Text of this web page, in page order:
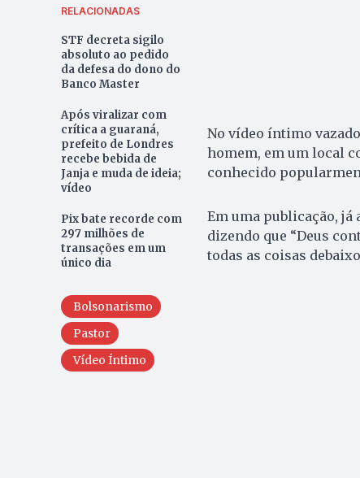
RELACIONADAS
STF decreta sigilo
absoluto ao pedido
da defesa do dono do
Banco Master
Após viralizar com
crítica a guaraná,
prefeito de Londres
recebe bebida de
Janja e muda de ideia;
vídeo
Pix bate recorde com
297 milhões de
transações em um
único dia
Bolsonarismo
Pastor
Vídeo Íntimo
No vídeo íntimo
homem, em um local
conhecido
Em uma publicação, já
dizendo que “Deus
todas as coisas